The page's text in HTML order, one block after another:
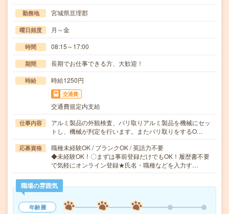
勤務地 宮城県亘理郡
曜日頻度 月～金
時間 08:15～17:00
期間 長期でお仕事できる方、大歓迎！
時給 時給1250円
交通費
交通費規定内支給
仕事内容
アルミ製品の外観検査、バリ取りアルミ製品を機械にセッ
トし、機械が判定を行います。またバリ取りをするO…
応募資格
職種未経験OK / ブランクOK / 英語力不要
◆未経験OK！〇まずは事前登録だけでもOK！履歴書不要
で気軽にオンライン登録★氏名・職種などを入力す…
職場の雰囲気
年齢層